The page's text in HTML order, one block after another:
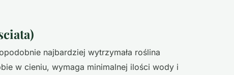
najbardziej wytrzymała roślina
w cieniu, wymaga minimalnej ilości wody i